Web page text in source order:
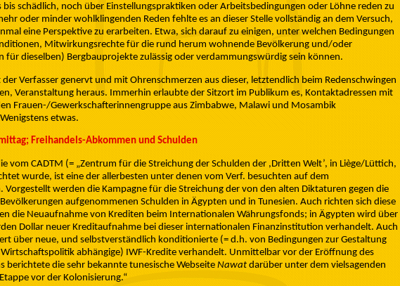
bis schädlich, noch über Einstellungspraktiken oder Arbeitsbedingungen oder Löhne reden zu
oder minder wohlklingenden Reden fehlte es an dieser Stelle vollständig an dem Versuch,
eine Perspektive zu erarbeiten. Etwa, sich darauf zu einigen, unter welchen Bedingungen
Mitwirkungsrechte für die rund herum wohnende Bevölkerung und/oder
für dieselben) Bergbauprojekte zulässig oder verdammungswürdig sein können.
Verfasser genervt und mit Ohrenschmerzen aus dieser, letztendlich beim Redenschwingen
Veranstaltung heraus. Immerhin erlaubte der Sitzort im Publikum es, Kontaktadressen mit
Frauen-/Gewerkschafterinnengruppe aus Zimbabwe, Malawi und Mosambik
etwas.
Freihandels-Abkommen und Schulden
vom CADTM (= „Zentrum für die Streichung der Schulden der ,Dritten Welt’, in Liège/Lüttich,
wurde, ist eine der allerbesten unter denen vom Verf. besuchten auf dem
Vorgestellt werden die Kampagne für die Streichung der von den alten Diktaturen gegen die
aufgenommenen Schulden in Ägypten und in Tunesien. Auch richten sich diese
die Neuaufnahme von Krediten beim Internationalen Währungsfonds; in Ägypten wird über
Dollar neuer Kreditaufnahme bei dieser internationalen Finanzinstitution verhandelt. Auch
über neue, und selbstverständlich konditionierte (= d.h. von Bedingungen zur Gestaltung
abhängige) IWF-Kredite verhandelt. Unmittelbar vor der Eröffnung des
berichtete die sehr bekannte tunesische Webseite Nawat darüber unter dem vielsagenden
vor der Kolonisierung.“